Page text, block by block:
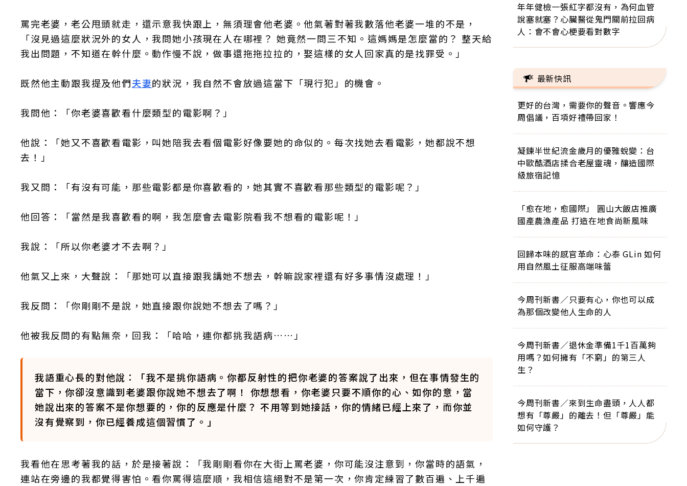
罵完老婆，老公甩頭就走，還示意我快跟上，無須理會他老婆。他氣著對著我數落他老婆一堆的不是，
「沒見過這麼狀況外的女人，我問她小孩現在人在哪裡？ 她竟然一問三不知。這媽媽是怎麼當的？ 整天給
我出問題，不知道在幹什麼。動作慢不說，做事還拖拖拉拉的，娶這樣的女人回家真的是找罪受。」
既然他主動跟我提及他們夫妻的狀況，我自然不會放過這當下「現行犯」的機會。
我問他：「你老婆喜歡看什麼類型的電影啊？」
他說：「她又不喜歡看電影，叫她陪我去看個電影好像要她的命似的。每次找她去看電影，她都說不想
去！」
我又問：「有沒有可能，那些電影都是你喜歡看的，她其實不喜歡看那些類型的電影呢？」
他回答：「當然是我喜歡看的啊，我怎麼會去電影院看我不想看的電影呢！」
我說：「所以你老婆才不去啊？」
他氣又上來，大聲說：「那她可以直接跟我講她不想去，幹嘛說家裡還有好多事情沒處理！」
我反問：「你剛剛不是說，她直接跟你說她不想去了嗎？」
他被我反問的有點無奈，回我：「哈哈，連你都挑我語病……」
我語重心長的對他說：「我不是挑你語病。你都反射性的把你老婆的答案說了出來，但在事情發生的
當下，你卻沒意識到老婆跟你說她不想去了啊！ 你想想看，你老婆只要不順你的心、如你的意，當
她說出來的答案不是你想要的，你的反應是什麼？ 不用等到她接話，你的情緒已經上來了，而你並
沒有覺察到，你已經養成這個習慣了。」
我看他在思考著我的話，於是接著說：「我剛剛看你在大街上罵老婆，你可能沒注意到，你當時的語氣，
連站在旁邊的我都覺得害怕。看你罵得這麼順，我相信這絕對不是第一次，你肯定練習了數百遍、上千遍
年年健檢一張紅字都沒有，為何血管
說塞就塞？心臟醫從鬼門關前拉回病
人：會不會心梗要看對數字
最新快訊
更好的台灣，需要你的聲音。響應今
周倡議，百項好禮帶回家！
凝鍊半世紀流金歲月的優雅蛻變：台
中歐酷酒店揉合老屋靈魂，釀造國際
級旅宿記憶
「愈在地，愈國際」 圓山大飯店推廣
國產農漁產品 打造在地食尚新風味
回歸本味的感官革命：心泰 GLin 如何
用自然風土征服高端味蕾
今周刊新書／只要有心，你也可以成
為那個改變他人生命的人
今周刊新書／退休金準備1千1百萬夠
用嗎？如何擁有「不窮」的第三人
生？
今周刊新書／來到生命盡頭，人人都
想有「尊嚴」的離去！但「尊嚴」能
如何守護？